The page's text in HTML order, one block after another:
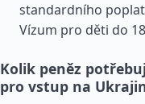
standardního
Vízum pro děti do
Kolik peněz
pro vstup na